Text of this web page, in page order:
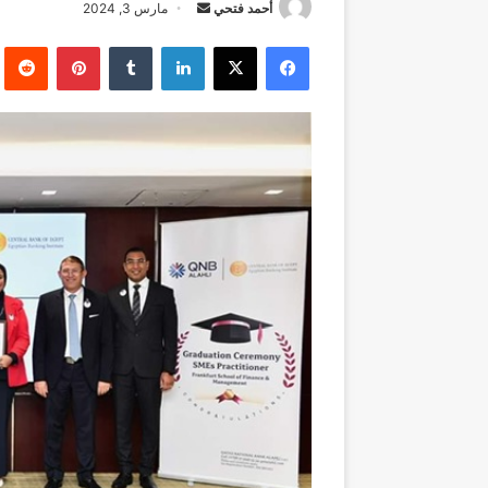
أحمد فتحي
أرسل
إلكترونيا
مارس 3, 2024
فيسبوك ‫X لينكدإن بينتيريست